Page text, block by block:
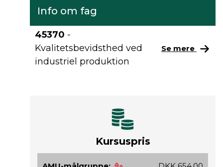
Info om fag
45370 -
Kvalitetsbevidsthed ved
industriel produktion
Se mere
Kursuspris